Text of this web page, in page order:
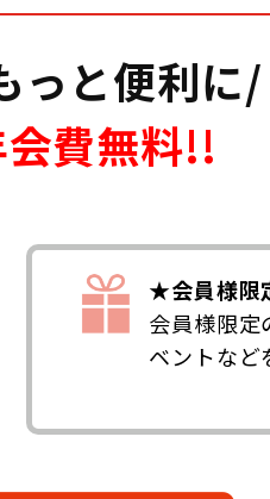
っと便利に/
費無料!!
★会員様限
会員様限定
ベントなど